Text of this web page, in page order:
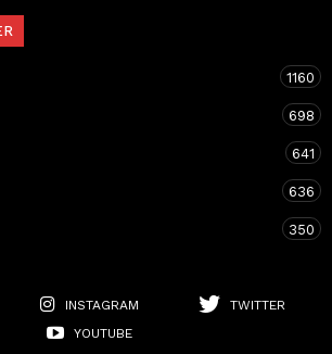
1160
698
641
636
350
INSTAGRAM
TWITTER
YOUTUBE